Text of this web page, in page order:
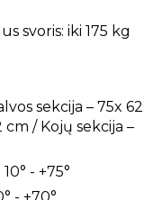
svoris: iki 175 kg
sekcija – 75x 62
cm / Kojų sekcija –
- +75°